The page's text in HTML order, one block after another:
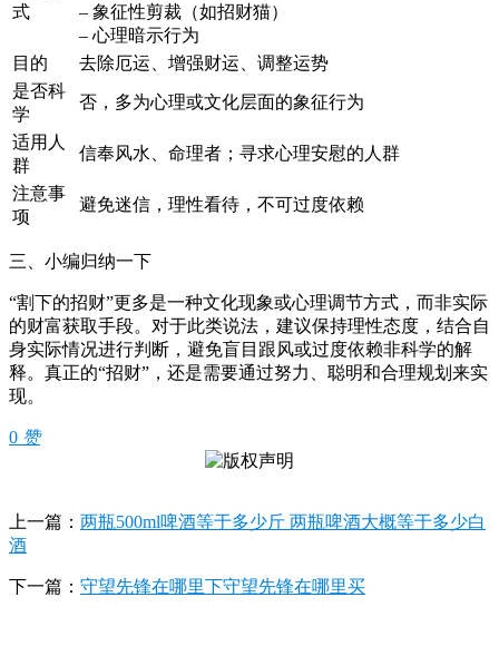
式
– 象征性剪裁（如招财猫）
– 心理暗示行为
目的
去除厄运、增强财运、调整运势
是否科
学
否，多为心理或文化层面的象征行为
适用人
群
信奉风水、命理者；寻求心理安慰的人群
注意事
项
避免迷信，理性看待，不可过度依赖
三、小编归纳一下
“割下的招财”更多是一种文化现象或心理调节方式，而非实际
的财富获取手段。对于此类说法，建议保持理性态度，结合自
身实际情况进行判断，避免盲目跟风或过度依赖非科学的解
释。真正的“招财”，还是需要通过努力、聪明和合理规划来实
现。
0 赞
上一篇： 两瓶500ml啤酒等于多少斤 两瓶啤酒大概等于多少白
酒
下一篇： 守望先锋在哪里下守望先锋在哪里买